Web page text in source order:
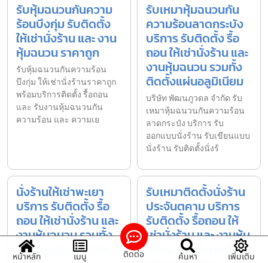
รับหุ้มฉนวนกันความ
ร้อนบึงกุ่ม รับติดตั้ง
ให้เช่านั่งร้าน และ งาน
หุ้มฉนวน ราคาถูก
รับหุ้มฉนวนกันความร้อน
บึงกุ่ม ให้เช่านั่งร้านราคาถูก
พร้อมบริการติดตั้ง รื้อถอน
และ รับงานหุ้มฉนวนกัน
ความร้อน และ ความเย
รับเหมาหุ้มฉนวนกัน
ความร้อนลาดกระบัง
บริการ รับติดตั้ง รื้อ
ถอน ให้เช่านั่งร้าน และ
งานหุ้มฉนวน รวมทั้ง
ติดตั้งแผ่นอลูมิเนียม
บริษัท พัฒนภูวดล จำกัด รับ
เหมาหุ้มฉนวนกันความร้อน
ลาดกระบัง บริการ รับ
ออกแบบนั่งร้าน รับเขียนแบบ
นั่งร้าน รับติดตั้งนั่งร้
นั่งร้านให้เช่าพะเยา
บริการ รับติดตั้ง รื้อ
ถอน ให้เช่านั่งร้าน และ
งานหุ้มฉนวน รวมทั้ง
ติดตั้งแผ่นอลูมิเนียม
รับเหมาติดตั้งนั่งร้าน
ประจันตคาม บริการ
รับติดตั้ง รื้อถอน ให้
เช่านั่งร้าน และ งานหุ้ม
ฉนวน รวมทั้งติดตั้ง
หน้าหลัก เมนู ติดต่อ ค้นหา เพิ่มเติม